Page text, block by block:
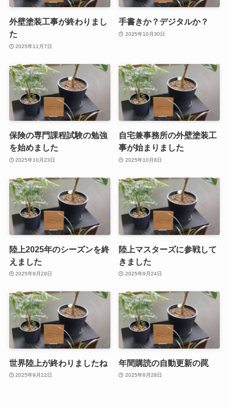
外壁塗装工事が終わりまし
た
2025年11月7日
手書きか？デジタルか？
2025年10月30日
保険の専門課程試験の勉強
を始めました
2025年10月23日
自宅兼事務所の外壁塗装工
事が始まりました
2025年10月8日
陸上2025年のシーズンを終
えました
2025年9月29日
陸上マスターズに参戦して
きました
2025年9月24日
世界陸上が終わりましたね
2025年9月22日
年間購読の自動更新の罠
2025年8月28日